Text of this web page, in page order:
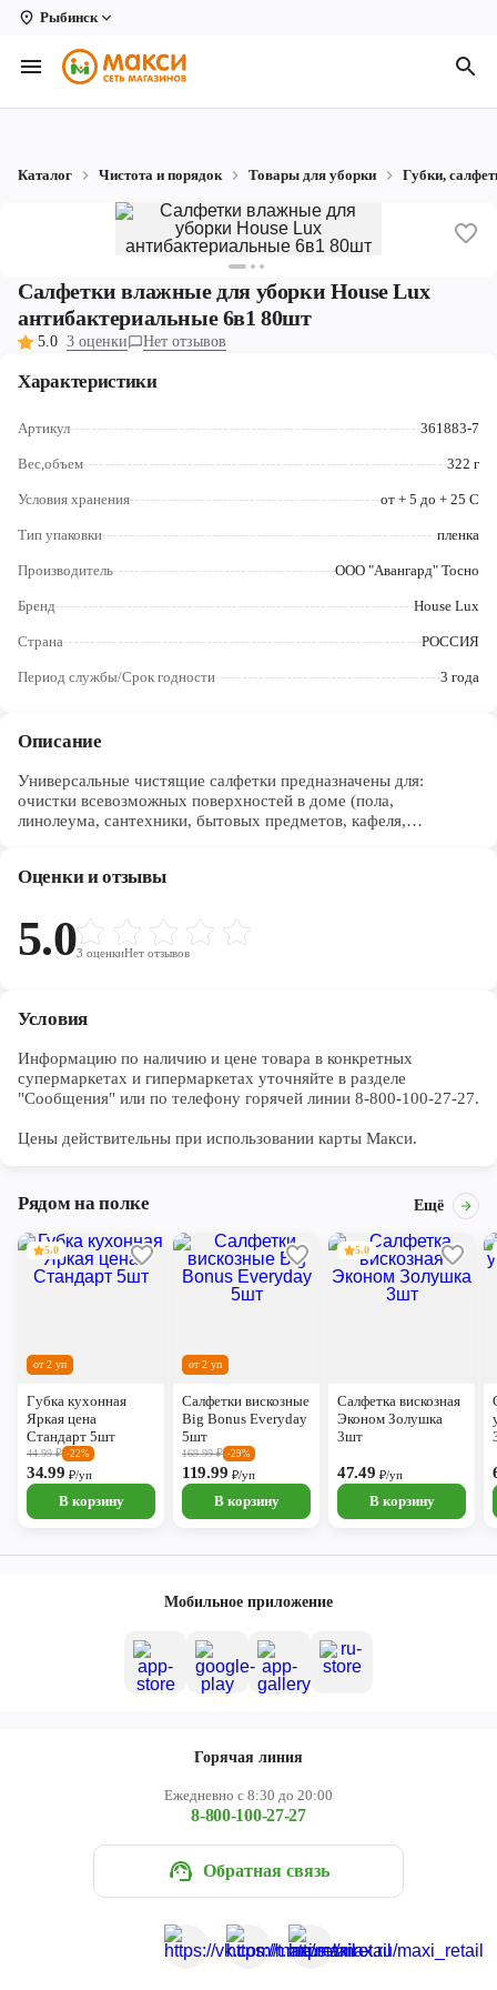
Рыбинск
Вологда
Архангельск
Коряжма
Котлас
Новодвинск
Северодвинск
Череповец
Каталог Чистота и порядок Товары для уборки Губки,
Салфетки влажные для уборки House Lux
антибактериальные 6в1 80шт
5.0 3 оценки Нет отзывов
Характеристики
Артикул 361883-7
Вес,объем 322 г
Условия хранения от + 5 до + 25 C
Тип упаковки пленка
Производитель ООО "Авангард" Тосно
Бренд House Lux
Страна РОССИЯ
Период службы/Срок годности 3 года
Описание
Универсальные чистящие салфетки предназначены для:
очистки всевозможных поверхностей в доме (пола,
линолеума, сантехники, бытовых предметов, кафеля,
туалете и т.д.; дезинфекции любых поверхностей;
Оценки и отзывы
5.03 оценкиНет отзывов
Условия
Информацию по наличию и цене товара в конкретных
супермаркетах и гипермаркетах уточняйте в разделе
"Сообщения" или по телефону горячей линии 8-800-100-27-27.
Цены действительны при использовании карты Макси.
Рядом на полке Ещё
от 2 уп
5.0
Губка кухонная
Яркая цена
Стандарт 5шт
44.99₽ -22%
34.99₽/уп
В корзину
от 2 уп
Салфетки вискозные
Big Bonus Everyday
5шт
169.99₽ -29%
119.99 ₽/уп
В корзину
5.0
Салфетка вискозная
Эконом Золушка
3шт
47.49₽/уп
В корзину
Мобильное приложение
Горячая линия
Ежедневно с 8:30 до 20:00
8-800-100-27-27
Обратная связь